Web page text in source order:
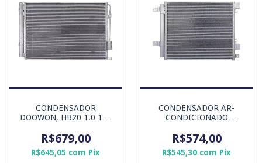
CONDENSADOR
DOOWON, HB20 1.0 12V
ASPIRADO / 1.6 16V
GAMMA 2020-2024
MOTOR ASPIRADO.
R$679,00
R$645,05 com Pix
CONDENSADOR AR-
CONDICIONADO
D4D / KANGOO 1.6 16V
K4M
R$574,00
R$545,30 com Pix